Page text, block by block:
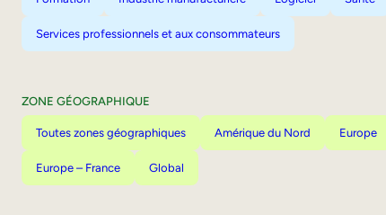
Services professionnels et aux consommateurs
ZONE GÉOGRAPHIQUE
Toutes zones géographiques Amérique du Nord Europe
Europe – France Global